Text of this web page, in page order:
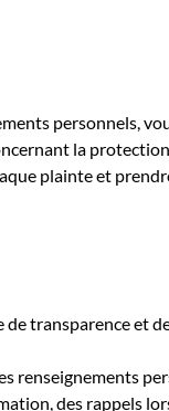
personnels,
la
plainte et
transparence et
renseignements
des rappels